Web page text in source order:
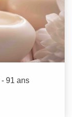
- 91 ans